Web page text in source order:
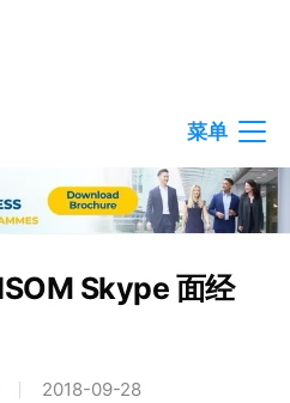
菜单
Skype 面经
2018-09-28